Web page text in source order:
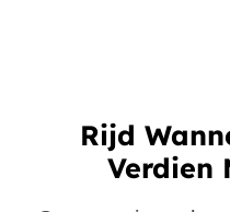
Rijd
Verdien